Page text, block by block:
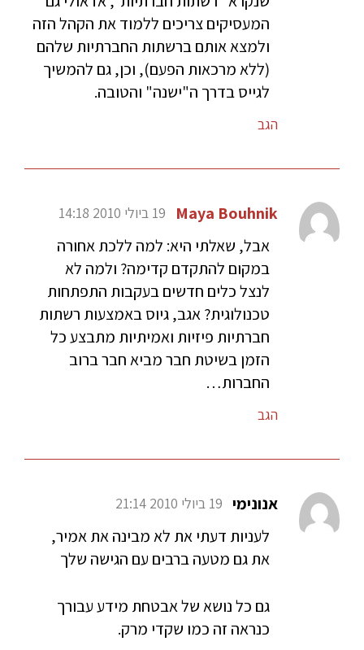
המעסיקים צריכים ללמוד את הקהל הזה
ולמצא אותם ברשתות החברתיות שלהם
(ללא מרכאות הפעם), וכן, גם להמשיך
לגייס בדרך ה"ישנה" והטובה.
הגב
Maya Bouhnik 19 ביולי 2010 14:18
אבל, שאלתי היא: למה ללכת אחורה
במקום להתקדם קדימה? ולמה לא
לנצל כלים חדשים בעקבות התפתחות
טכנולוגית? אגב, גיוס באמצעות רשתות
חברתיות פיזיות ואמיתיות מתבצע כל
הזמן בשיטת חבר מביא חבר ברוב
החברות…
הגב
אנונימי 19 ביולי 2010 21:14
לעניות דעתי את לא מבינה את אמיר,
את גם מטעה ברבים עם הגישה שלך
גם כל נושא של אבטחת מידע עבורך
כנראה זה כמו שקדי מרק.